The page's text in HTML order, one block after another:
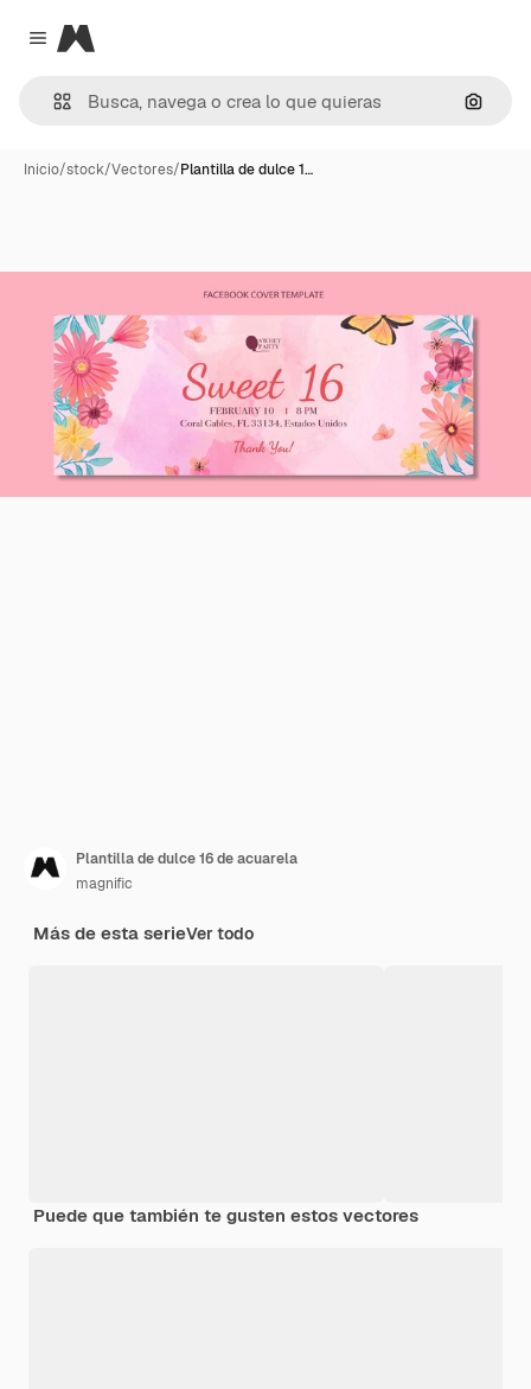
Close menu
Magnific
Inicio/stock/Vectores/Plantilla de dulce 1…
Plantilla de dulce 16 de acuarela
magnific
Más de esta serieVer todo
Puede que también te gusten estos vectores